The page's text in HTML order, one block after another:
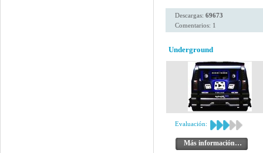
Descargas: 69673
Comentarios: 1
Underground
Evaluación:
Más información…